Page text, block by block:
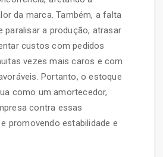
da marca. Também, a falta
paralisar a produção, atrasar
custos com pedidos
vezes mais caros e com
Portanto, o estoque
como um amortecedor,
contra essas
promovendo estabilidade e